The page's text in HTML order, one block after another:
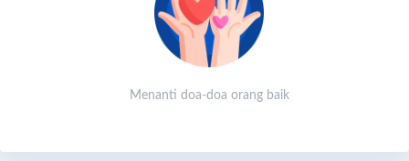
Menanti doa-doa orang baik